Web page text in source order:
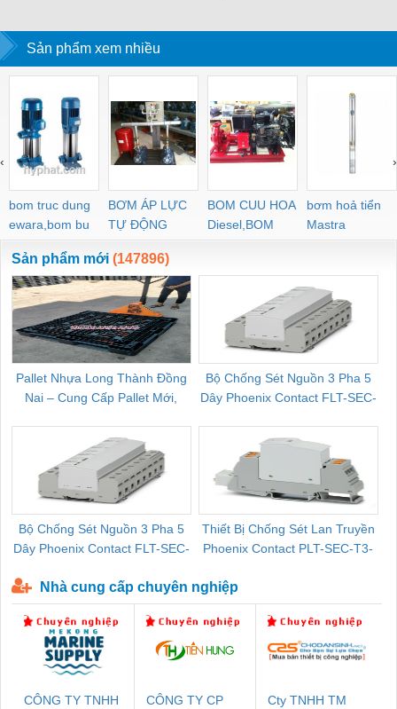
0983.070.071 -
Sản phẩm xem nhiều
bom truc dung
ewara,bom bu
ewara
BƠM ÁP LỰC
TỰ ĐỘNG
BOM CUU HOA
Diesel,BOM
CHUA CHAY
bơm hoả tiển
Mastra
‹ ›
Sản phẩm mới (147896)
Pallet Nhựa Long Thành Đồng
Nai – Cung Cấp Pallet Mới,
Bộ Chống Sét Nguồn 3 Pha 5
Dây Phoenix Contact FLT-SEC-
Bộ Chống Sét Nguồn 3 Pha 5
Dây Phoenix Contact FLT-SEC-
Thiết Bị Chống Sét Lan Truyền
Phoenix Contact PLT-SEC-T3-
Nhà cung cấp chuyên nghiệp
CÔNG TY TNHH
CÔNG TY CP
Cty TNHH TM